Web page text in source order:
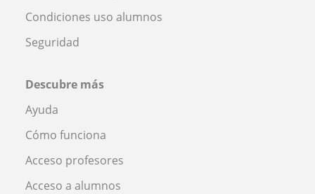
Condiciones uso alumnos
Seguridad
Descubre más
Ayuda
Cómo funciona
Acceso profesores
Acceso a alumnos